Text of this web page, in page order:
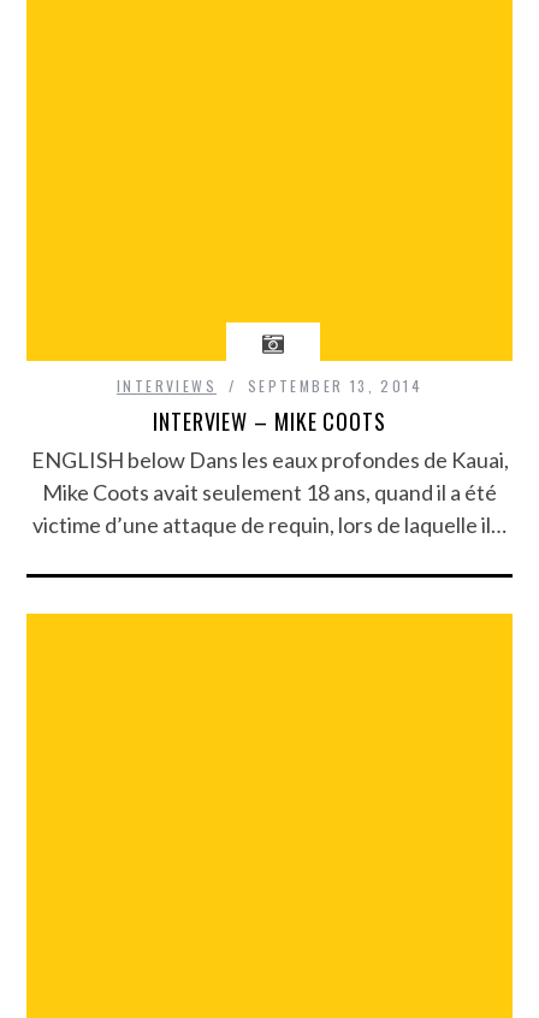
INTERVIEWS SEPTEMBER 13, 2014
INTERVIEW – MIKE COOTS
ENGLISH below Dans les eaux profondes de Kauai,
Mike Coots avait seulement 18 ans, quand il a été
victime d’une attaque de requin, lors de laquelle il…